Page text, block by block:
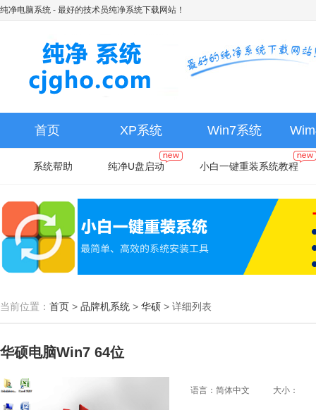
纯净电脑系统 - 最好的技术员纯净系统下载网站！
首页 XP系统 Win7系统
系统帮助 纯净U盘启动 小白一键重装系统教程
当前位置： 首页 > 品牌机系统 > 华硕 > 详细列表
华硕电脑Win7 64位
语言：简体中文 大小：